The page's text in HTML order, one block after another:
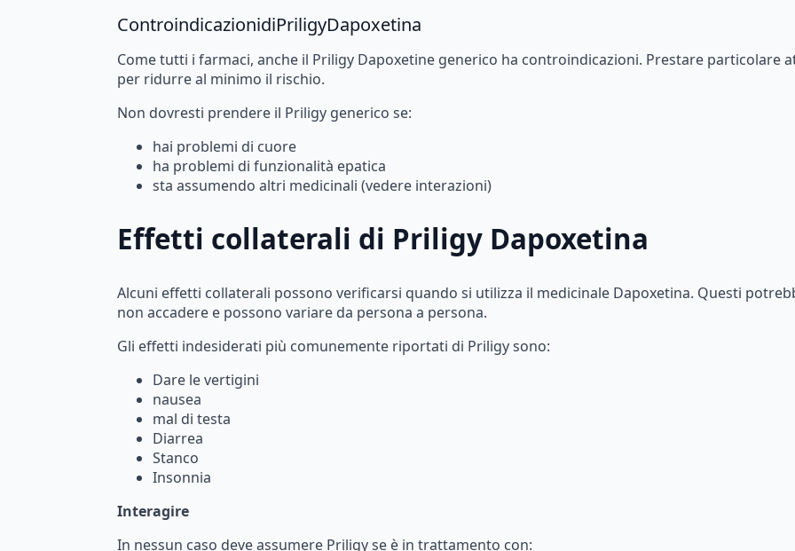
ControindicazionidiPriligyDapoxetina
Cometutti i farmaci, anche il Priligy Dapoxetine generico ha controindicazioni. Prestare particolare
per ridurreal minimo il rischio.
Non dovresti prendere il Priligy generico se:
hai problemi di cuore
ha problemi di funzionalità epatica
sta assumendo altri medicinali (vedere interazioni)
Effetti collaterali di Priligy Dapoxetina
Alcuni effetti collaterali possono verificarsi quando si utilizza il medicinale Dapoxetina. Questi
non accadere e possono variare da persona a persona.
Gli effetti indesiderati più comunemente riportati di Priligysono:
Dare levertigini
nausea
mal di testa
Diarrea
Stanco
Insonnia
Interagire
In nessun caso deveassumere Priligyse è in trattamento con: